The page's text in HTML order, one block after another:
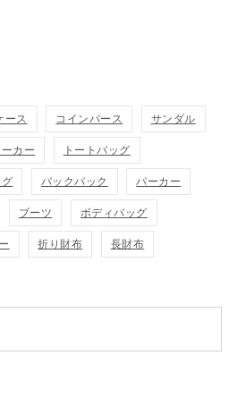
ース コインパース サンダル
カー トートバッグ
バックパック パーカー
ブーツ ボディバッグ
折り財布 長財布